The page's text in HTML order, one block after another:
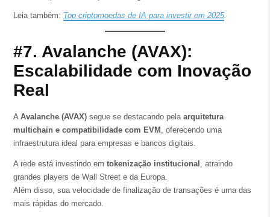
Leia também: Top criptomoedas de IA para investir em 2025.
#7. Avalanche (AVAX):
Escalabilidade com Inovação
Real
A Avalanche (AVAX)segue se destacando pela arquitetura
multichain e compatibilidade com EVM
, oferecendo uma
infraestrutura ideal para empresas e bancos digitais.
A rede está investindo em tokenização institucional
, atraindo
grandes players de Wall Street e da Europa.
Além disso, sua velocidade de finalização de transações é uma das
mais rápidas do mercado.